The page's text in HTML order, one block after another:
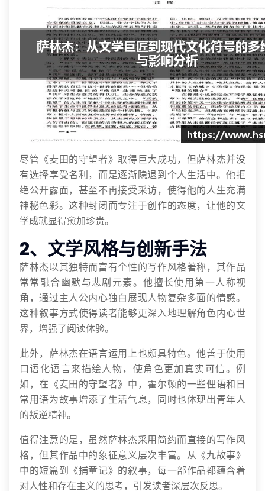
尽管《麦田的守望者》取得巨大成功，但萨林杰并没
有选择享受名利，而是逐渐隐退到个人生活中。他拒
绝公开露面，甚至不再接受采访，使得他的人生充满
神秘色彩。这种封闭而专注于创作的态度，让他的文
学成就显得愈加珍贵。
2、文学风格与创新手法
萨林杰以其独特而富有个性的写作风格著称，其作品
常常融合幽默与悲剧元素。他擅长使用第一人称视
角，通过主人公内心独白展现人物复杂多面的情感。
这种叙事方式使得读者能够更深入地理解角色内心世
界，增强了阅读体验。
此外，萨林杰在语言运用上也颇具特色。他善于使用
口语化语言来描绘人物，使角色更加真实可信。例
如，在《麦田的守望者》中，霍尔顿的一些俚语和日
常用语为故事增添了生活气息，同时也体现出青年人
的叛逆精神。
值得注意的是，虽然萨林杰采用简约而直接的写作风
格，但其作品中的象征意义层次丰富。从《九故事》
中的短篇到《捕童记》的叙事，每一部作品都蕴含着
对人性和存在主义的思考，引发读者深层次反思。